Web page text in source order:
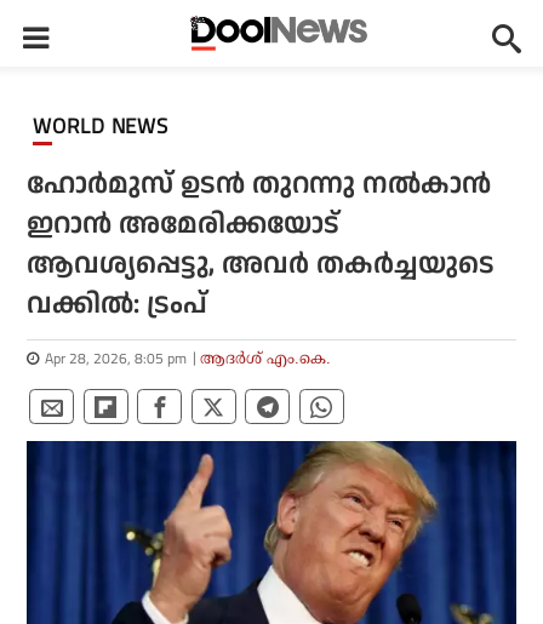
WORLD NEWS
ഹോര്‍മുസ് ഉടന്‍ തുറന്നു നല്‍കാന്‍
ഇറാന്‍ അമേരിക്കയോട്
ആവശ്യപ്പെട്ടു, അവര്‍ തകര്‍ച്ചയുടെ
വക്കില്‍: ട്രംപ്
Apr 28, 2026, 8:05 pm ആദർശ് എം.കെ.